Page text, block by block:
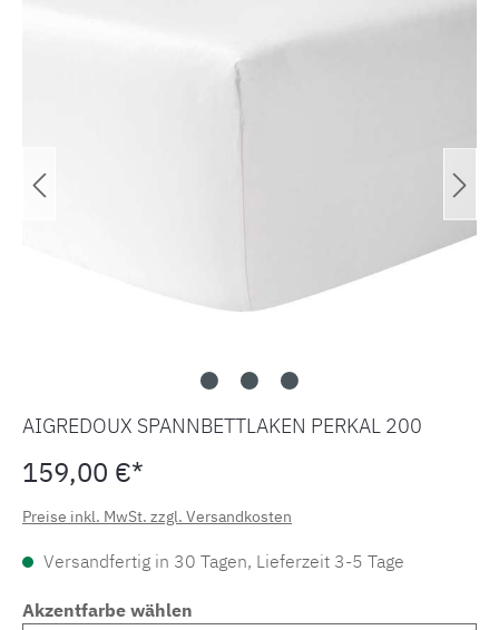
AIGREDOUX SPANNBETTLAKEN PERKAL 200
159,00 €*
Preise inkl. MwSt. zzgl. Versandkosten
Versandfertig in 30 Tagen, Lieferzeit 3-5 Tage
Akzentfarbe wählen